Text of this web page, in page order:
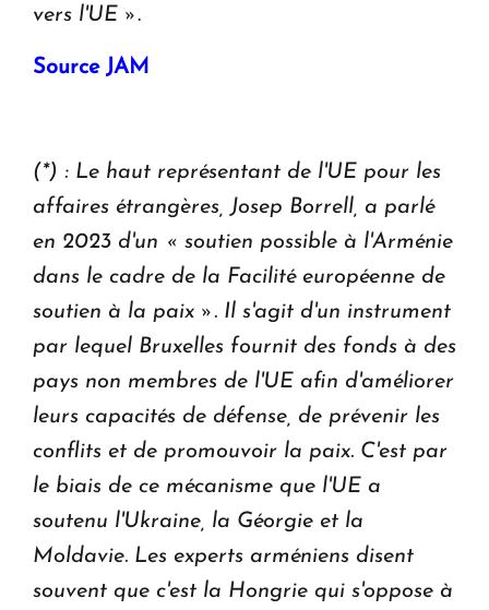
vers l'UE ».
Source JAM
(*) : Le haut représentant de l'UE pour les
affaires étrangères, Josep Borrell, a parlé
en 2023 d'un « soutien possible à l'Arménie
dans le cadre de la Facilité européenne de
soutien à la paix ». Il s'agit d'un instrument
par lequel Bruxelles fournit des fonds à des
pays non membres de l'UE afin d'améliorer
leurs capacités de défense, de prévenir les
conflits et de promouvoir la paix. C'est par
le biais de ce mécanisme que l'UE a
soutenu l'Ukraine, la Géorgie et la
Moldavie. Les experts arméniens disent
souvent que c'est la Hongrie qui s'oppose à